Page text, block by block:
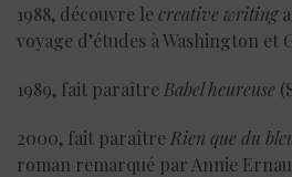
1988, découvre le creative writing
voyage d’études à Washington et
1989, fait paraître Babel heureuse
2000, fait paraître Rien que du
roman remarqué par Annie